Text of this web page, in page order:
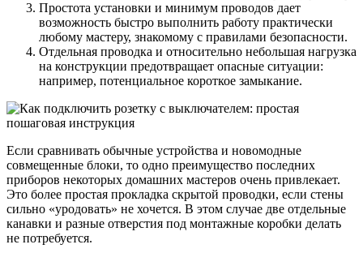
Простота установки и минимум проводов дает
возможность быстро выполнить работу практически
любому мастеру, знакомому с правилами безопасности.
Отдельная проводка и относительно небольшая нагрузка
на конструкции предотвращает опасные ситуации:
например, потенциальное короткое замыкание.
Если сравнивать обычные устройства и новомодные
совмещенные блоки, то одно преимущество последних
приборов некоторых домашних мастеров очень привлекает.
Это более простая прокладка скрытой проводки, если стены
сильно «уродовать» не хочется. В этом случае две отдельные
канавки и разные отверстия под монтажные коробки делать
не потребуется.